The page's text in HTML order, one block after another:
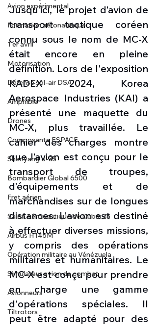
Avion expérimental
Formation aéronautique
1 er avril
Motorisation
Défense sol-air DSA
Amphibie
Drones
Composante ESPACE
Shenyang J-35
Bombardier Global 6500
Fret aérien
Salon Aéronautique de Dubaï 25
Airbus H145M
Opération militaire au Vénézuela
Simulateur avion de combat
Avionneurs
Tiltrotors
Jusqu’ici, le projet d’avion de
transport tactique coréen
connu sous le nom de MC-X
était encore en pleine
définition. Lors de l'exposition
KADEX 2024, Korea
Aerospace Industries (KAI) a
présenté une maquette du
MC-X, plus travaillée. Le
cahier des charges montre
que l’avion est conçu pour le
transport de troupes,
d’équipements et de
marchandises sur de longues
distances. L'avion est destiné
à effectuer diverses missions,
y compris des opérations
militaires et humanitaires. Le
MC-X est conçu pour prendre
en charge une gamme
d'opérations spéciales. Il
peut être adapté pour des